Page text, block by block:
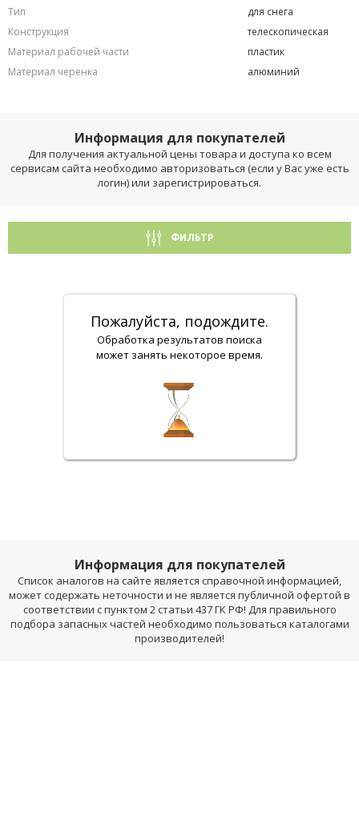
Тип
для снега
Конструкция
телескопическая
Материал рабочей части
пластик
Материал черенка
алюминий
Информация для покупателей
Для получения актуальной цены товара и доступа ко всем
сервисам сайта необходимо авторизоваться (если у Вас уже есть
логин) или зарегистрироваться.
ФИЛЬТР
Пожалуйста, подождите.
Обработка результатов поиска
может занять некоторое время.
Информация для покупателей
Список аналогов на сайте является справочной информацией,
может содержать неточности и не является публичной офертой в
соответствии с пунктом 2 статьи 437 ГК РФ! Для правильного
подбора запасных частей необходимо пользоваться каталогами
производителей!